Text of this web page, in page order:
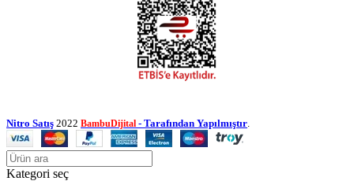
Nitro Satış 2022 BambuDijital - Tarafından Yapılmıştır
Kategori seç